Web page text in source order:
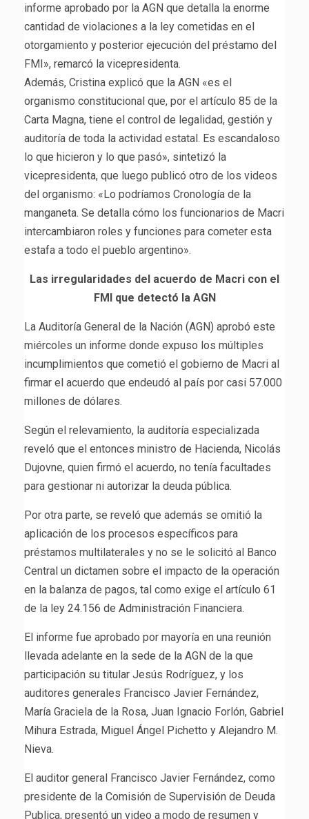
informe aprobado por la AGN que detalla la enorme
cantidad de violaciones a la ley cometidas en el
otorgamiento y posterior ejecución del préstamo del
FMI», remarcó la vicepresidenta.
Además, Cristina explicó que la AGN «es el
organismo constitucional que, por el artículo 85 de la
Carta Magna, tiene el control de legalidad, gestión y
auditoría de toda la actividad estatal. Es escandaloso
lo que hicieron y lo que pasó», sintetizó la
vicepresidenta, que luego publicó otro de los videos
del organismo: «Lo podríamos Cronología de la
manganeta. Se detalla cómo los funcionarios de Macri
intercambiaron roles y funciones para cometer esta
estafa a todo el pueblo argentino».
Las irregularidades del acuerdo de Macri con el
FMI que detectó la AGN
La Auditoría General de la Nación (AGN) aprobó este
miércoles un informe donde expuso los múltiples
incumplimientos que cometió el gobierno de Macri al
firmar el acuerdo que endeudó al país por casi 57.000
millones de dólares.
Según el relevamiento, la auditoría especializada
reveló que el entonces ministro de Hacienda, Nicolás
Dujovne, quien firmó el acuerdo, no tenía facultades
para gestionar ni autorizar la deuda pública.
Por otra parte, se reveló que además se omitió la
aplicación de los procesos específicos para
préstamos multilaterales y no se le solicitó al Banco
Central un dictamen sobre el impacto de la operación
en la balanza de pagos, tal como exige el artículo 61
de la ley 24.156 de Administración Financiera.
El informe fue aprobado por mayoría en una reunión
llevada adelante en la sede de la AGN de la que
participación su titular Jesús Rodríguez, y los
auditores generales Francisco Javier Fernández,
María Graciela de la Rosa, Juan Ignacio Forlón, Gabriel
Mihura Estrada, Miguel Ángel Pichetto y Alejandro M.
Nieva.
El auditor general Francisco Javier Fernández, como
presidente de la Comisión de Supervisión de Deuda
Publica, presentó un video a modo de resumen y